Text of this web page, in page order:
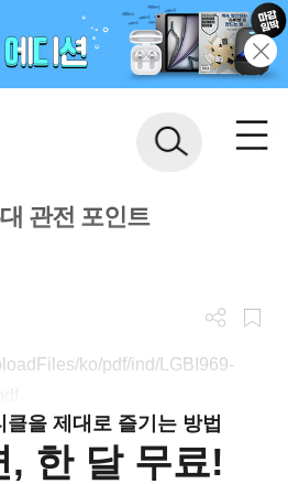
관전 포인트
ko/pdf/ind/LGBI969-
을 제대로 즐기는 방법
, 한 달 무료!